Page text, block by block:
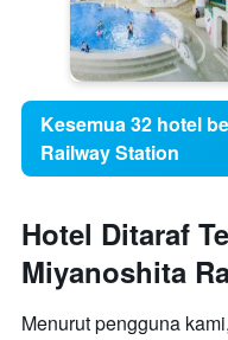
Kesemua 32 hotel
Railway Station
Hotel Ditaraf
Miyanoshita
Menurut pengguna